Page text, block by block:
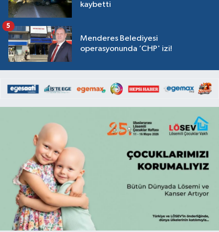
kaybetti
Menderes Belediyesi
operasyonunda ‘CHP' izi!
5